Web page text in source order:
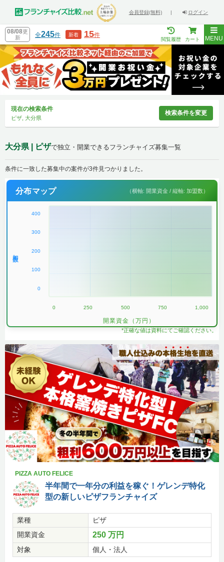
会員登録(無料) | ログイン
08/08更
新
全245件 新着 15件
閲覧履歴 カート MENU
現在の検索条件
ピザ, 大分県
検索条件を変更
大分県 | ピザで独立・開業できるフランチャイズ募集一覧
条件に一致した募集中の案件が3件見つかりました。
分布マップ （横軸: 開業資金 / 縦軸: 加盟数）
400
300
200
100
0
0 250 500 750 1,000
開業資金（万円）
*正確な値は資料にてご確認ください。
PIZZA AUTO FELICE
半年間で一年分の利益を稼ぐ！ゲレンデ特化
型の新しいピザフランチャイズ
業種
ピザ
開業資金
250 万円
対象 個人・法人